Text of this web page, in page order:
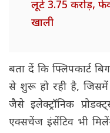
लूटे 3.75 करोड़,
खाली
बता दें कि फ्लिपकार्ट
से शुरू हो रही है,
जैसे इलेक्ट्रॉनिक
एक्सचेंज इंसेंटिव भी